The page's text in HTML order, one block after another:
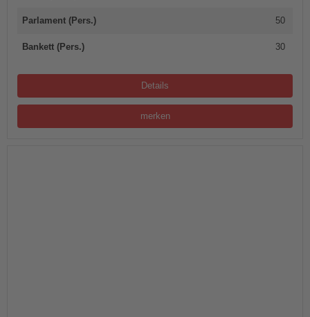
Parlament (Pers.) 50
Bankett (Pers.) 30
Details
merken